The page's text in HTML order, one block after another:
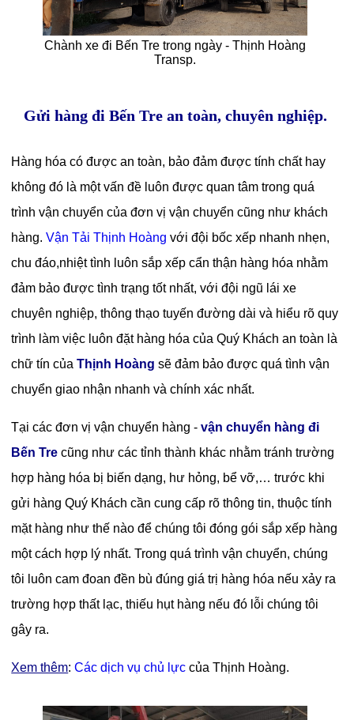
Chành xe đi Bến Tre trong ngày - Thịnh Hoàng
Transp.
Gửi hàng đi Bến Tre an toàn, chuyên nghiệp.
Hàng hóa có được an toàn, bảo đảm được tính chất hay
không đó là một vấn đề luôn được quan tâm trong quá
trình vận chuyển của đơn vị vận chuyển cũng như khách
hàng.Vận Tải Thịnh Hoàng với đội bốc xếp nhanh nhẹn,
chu đáo,nhiệt tình luôn sắp xếp cẩn thận hàng hóa nhằm
đảm bảo được tình trạng tốt nhất, với đội ngũ lái xe
chuyên nghiệp, thông thạo tuyến đường dài và hiểu rõ quy
trình làm việc luôn đặt hàng hóa của Quý Khách an toàn là
chữ tín củaThịnh Hoàng sẽ đảm bảo được quá tình vận
chuyển giao nhận nhanh và chính xác nhất.
Tại các đơn vị vận chuyển hàng -vận chuyển hàng đi
Bến Tre cũng như các tỉnh thành khác nhằm tránh trường
hợp hàng hóa bị biến dạng, hư hỏng, bể vỡ,… trước khi
gửi hàng Quý Khách cần cung cấp rõ thông tin, thuộc tính
mặt hàng như thế nào để chúng tôi đóng gói sắp xếp hàng
một cách hợp lý nhất. Trong quá trình vận chuyển, chúng
tôi luôn cam đoan đền bù đúng giá trị hàng hóa nếu xảy ra
trường hợp thất lạc, thiếu hụt hàng nếu đó lỗi chúng tôi
gây ra.
Xem thêm:Các dịch vụ chủ lực của Thịnh Hoàng.